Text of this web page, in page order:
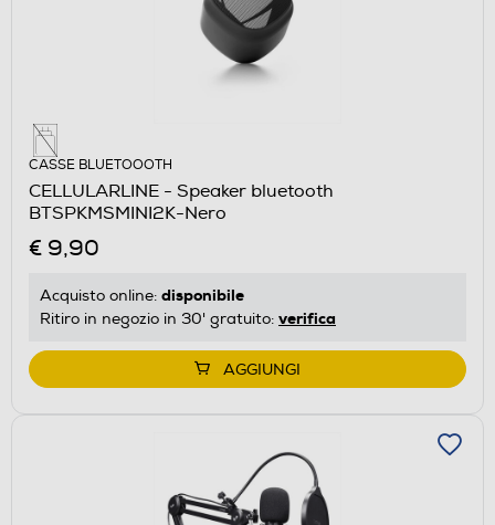
CASSE BLUETOOOTH
CELLULARLINE - Speaker bluetooth
BTSPKMSMINI2K-Nero
€ 9,90
Acquisto online: disponibile
Ritiro in negozio in 30' gratuito: verifica
AGGIUNGI